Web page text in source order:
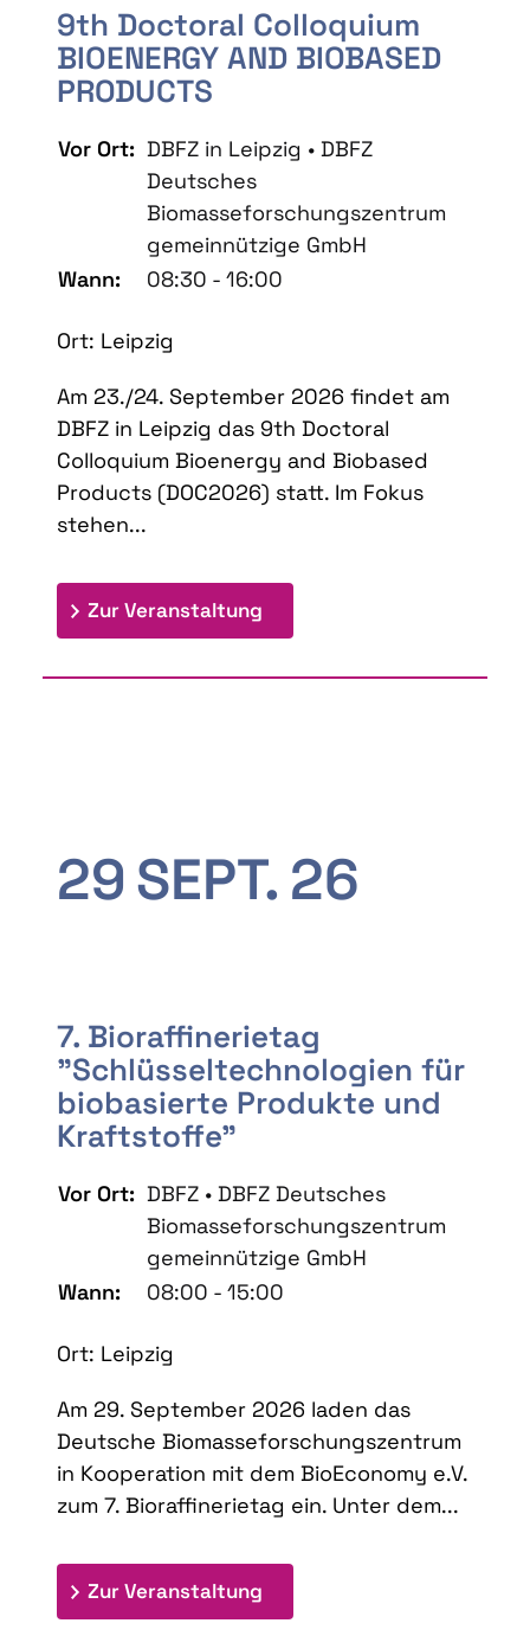
9th Doctoral Colloquium
BIOENERGY AND BIOBASED
PRODUCTS
Vor Ort: DBFZ in Leipzig • DBFZ
Deutsches
Biomasseforschungszentrum
gemeinnützige GmbH
Wann:
08:30 - 16:00
Ort: Leipzig
Am 23./24. September 2026 findet am
DBFZ in Leipzig das 9th Doctoral
Colloquium Bioenergy and Biobased
Products (DOC2026) statt. Im Fokus
stehen...
Zur Veranstaltung
29SEPT. 26
7. Bioraffinerietag
"Schlüsseltechnologien für
biobasierte Produkte und
Kraftstoffe"
Vor Ort: DBFZ • DBFZ Deutsches
Biomasseforschungszentrum
gemeinnützige GmbH
Wann:
08:00 - 15:00
Ort: Leipzig
Am 29. September 2026 laden das
Deutsche Biomasseforschungszentrum
in Kooperation mit dem BioEconomy e.V.
zum 7. Bioraffinerietag ein. Unter dem...
Zur Veranstaltung